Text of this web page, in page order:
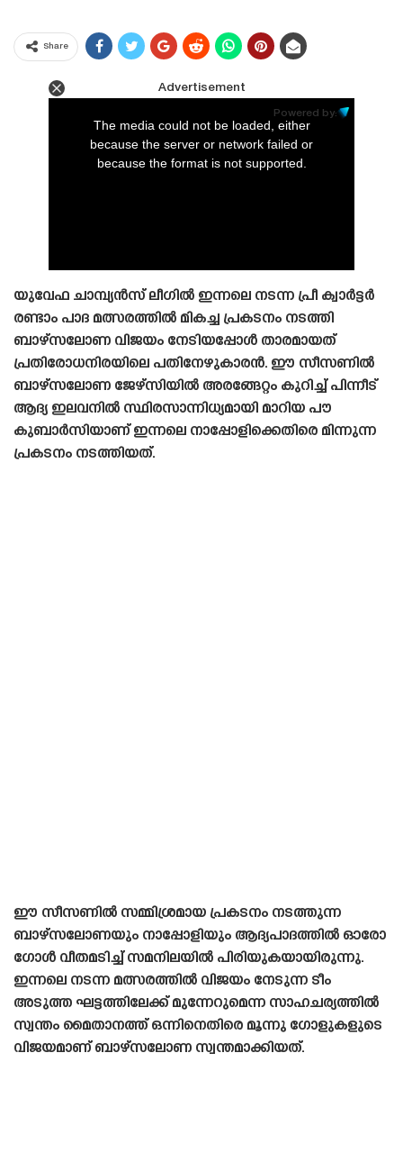
Share
Advertisement
Powered by:
The media could not be loaded, either
because the server or network failed or
because the format is not supported.
യുവേഫ ചാമ്പ്യൻസ് ലീഗിൽ ഇന്നലെ നടന്ന പ്രീ ക്വാർട്ടർ
രണ്ടാം പാദ മത്സരത്തിൽ മികച്ച പ്രകടനം നടത്തി
ബാഴ്‌സലോണ വിജയം നേടിയപ്പോൾ താരമായത്
പ്രതിരോധനിരയിലെ പതിനേഴുകാരൻ. ഈ സീസണിൽ
ബാഴ്‌സലോണ ജേഴ്‌സിയിൽ അരങ്ങേറ്റം കുറിച്ച് പിന്നീട്
ആദ്യ ഇലവനിൽ സ്ഥിരസാന്നിധ്യമായി മാറിയ പൗ
കുബാർസിയാണ് ഇന്നലെ നാപ്പോളിക്കെതിരെ മിന്നുന്ന
പ്രകടനം നടത്തിയത്.
ഈ സീസണിൽ സമ്മിശ്രമായ പ്രകടനം നടത്തുന്ന
ബാഴ്‌സലോണയും നാപ്പോളിയും ആദ്യപാദത്തിൽ ഓരോ
ഗോൾ വീതമടിച്ച് സമനിലയിൽ പിരിയുകയായിരുന്നു.
ഇന്നലെ നടന്ന മത്സരത്തിൽ വിജയം നേടുന്ന ടീം
അടുത്ത ഘട്ടത്തിലേക്ക് മുന്നേറുമെന്ന സാഹചര്യത്തിൽ
സ്വന്തം മൈതാനത്ത് ഒന്നിനെതിരെ മൂന്നു ഗോളുകളുടെ
വിജയമാണ് ബാഴ്‌സലോണ സ്വന്തമാക്കിയത്.